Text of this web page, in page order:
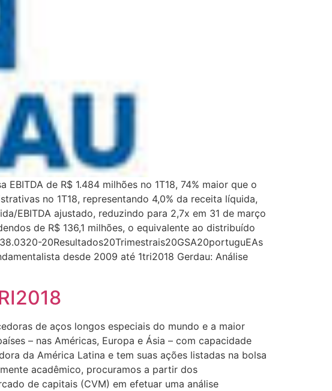
de R$ 1.484 milhões no 1T18, 74% maior que o
no 1T18, representando 4,0% da receita líquida,
EBITDA ajustado, reduzindo para 2,7x em 31 de março
de R$ 136,1 milhões, o equivalente ao distribuído
20Resultados20Trimestrais20GSA20portuguEAs
desde 2009 até 1tri2018 Gerdau: Análise
de aços longos especiais do mundo e a maior
– nas Américas, Europa e Ásia – com capacidade
da América Latina e tem suas ações listadas na bolsa
acadêmico, procuramos a partir dos
de capitais (CVM) em efetuar uma análise